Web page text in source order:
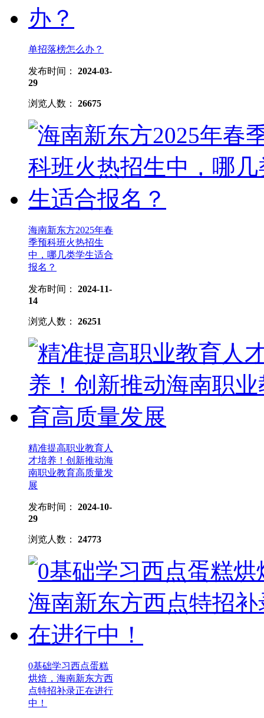
单招落榜怎么办？
发布时间： 2024-03-
29
浏览人数： 26675
海南新东方2025年春
季预科班火热招生
中，哪几类学生适合
报名？
发布时间： 2024-11-
14
浏览人数： 26251
精准提高职业教育人
才培养！创新推动海
南职业教育高质量发
展
发布时间： 2024-10-
29
浏览人数： 24773
0基础学习西点蛋糕
烘焙，海南新东方西
点特招补录正在进行
中！